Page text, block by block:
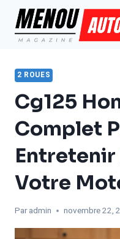
Aller
contenu
2 ROUES
Cg125
Complet
Entretenir
Votre
Par admin novembre 22,